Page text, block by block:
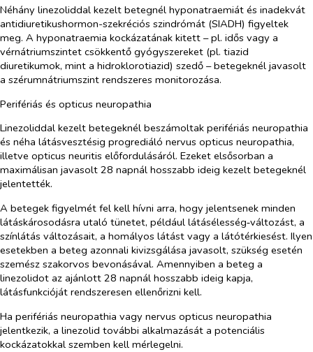
Néhány linezoliddal kezelt betegnél hyponatraemiát és inadekvát
antidiuretikushormon-szekréciós szindrómát (SIADH) figyeltek
meg. A hyponatraemia kockázatának kitett – pl. idős vagy a
vérnátriumszintet csökkentő gyógyszereket (pl. tiazid
diuretikumok, mint a hidroklorotiazid) szedő – betegeknél javasolt
a szérumnátriumszint rendszeres monitorozása.
Perifériás és opticus neuropathia
Linezoliddal kezelt betegeknél beszámoltak perifériás neuropathia
és néha látásvesztésig progrediáló nervus opticus neuropathia,
illetve opticus neuritis előfordulásáról. Ezeket elsősorban a
maximálisan javasolt 28 napnál hosszabb ideig kezelt betegeknél
jelentették.
A betegek figyelmét fel kell hívni arra, hogy jelentsenek minden
látáskárosodásra utaló tünetet, például látásélesség‑változást, a
színlátás változásait, a homályos látást vagy a látótérkiesést. Ilyen
esetekben a beteg azonnali kivizsgálása javasolt, szükség esetén
szemész szakorvos bevonásával. Amennyiben a beteg a
linezolidot az ajánlott 28 napnál hosszabb ideig kapja,
látásfunkcióját rendszeresen ellenőrizni kell.
Ha perifériás neuropathia vagy nervus opticus neuropathia
jelentkezik, a linezolid további alkalmazását a potenciális
kockázatokkal szemben kell mérlegelni.